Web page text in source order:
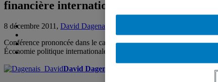
financière internationale
8 décembre 2011, David Dagenais
Conférence prononcée dans le cadre du cours POL 8310 –
Économie politique internationale, décembre 2011
David Dagenais